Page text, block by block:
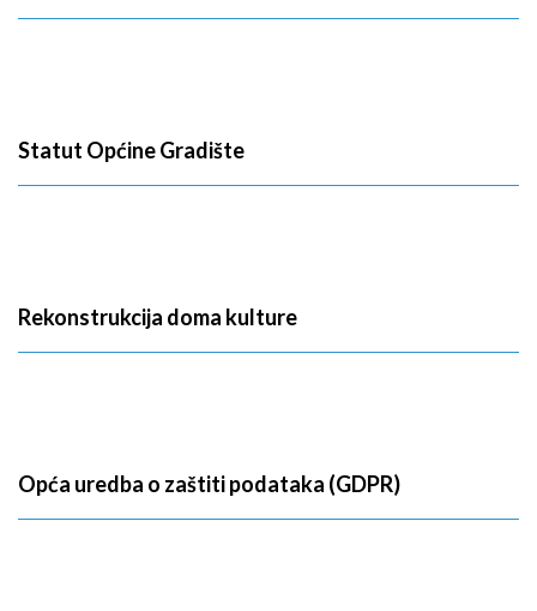
Statut Općine Gradište
Rekonstrukcija doma kulture
Opća uredba o zaštiti podataka (GDPR)